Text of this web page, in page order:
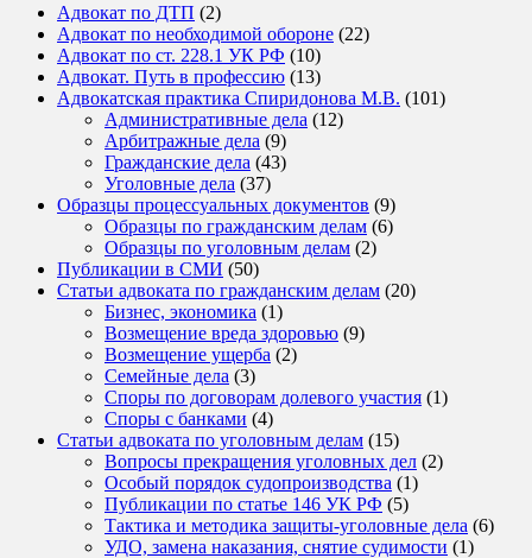
Адвокат по ДТП (2)
Адвокат по необходимой обороне (22)
Адвокат по ст. 228.1 УК РФ (10)
Адвокат. Путь в профессию (13)
Адвокатская практика Спиридонова М.В. (101)
Административные дела (12)
Арбитражные дела (9)
Гражданские дела (43)
Уголовные дела (37)
Образцы процессуальных документов (9)
Образцы по гражданским делам (6)
Образцы по уголовным делам (2)
Публикации в СМИ (50)
Статьи адвоката по гражданским делам (20)
Бизнес, экономика (1)
Возмещение вреда здоровью (9)
Возмещение ущерба (2)
Семейные дела (3)
Споры по договорам долевого участия (1)
Споры с банками (4)
Статьи адвоката по уголовным делам (15)
Вопросы прекращения уголовных дел (2)
Особый порядок судопроизводства (1)
Публикации по статье 146 УК РФ (5)
Тактика и методика защиты-уголовные дела (6)
УДО, замена наказания, снятие судимости (1)